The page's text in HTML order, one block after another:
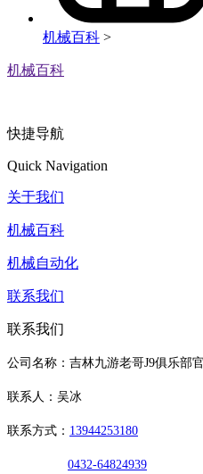
机械百科 >
机械百科
快捷导航
Quick Navigation
关于我们
机械百科
机械自动化
联系我们
联系我们
公司名称：吉林九游老哥J9俱乐部
联系人：吴冰
联系方式： 13944253180
0432-64824939